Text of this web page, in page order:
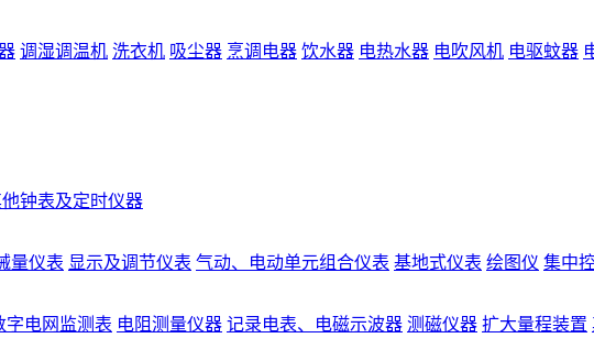
调湿调温机 洗衣机 吸尘器 烹调电器 饮水器 电热水器 电吹风机 电驱蚊器
钟表及定时仪器
量仪表 显示及调节仪表 气动、电动单元组合仪表 基地式仪表 绘图仪 集中
字电网监测表 电阻测量仪器 记录电表、电磁示波器 测磁仪器 扩大量程装置